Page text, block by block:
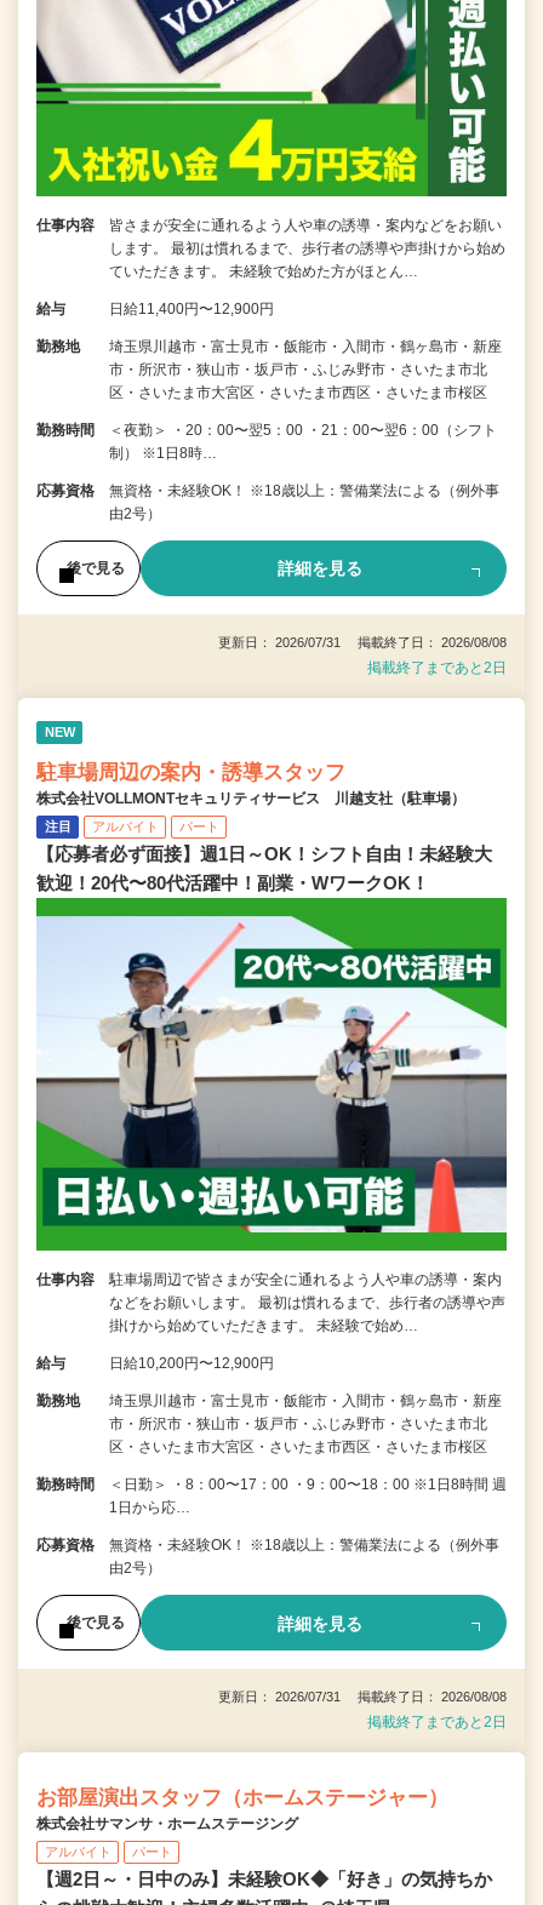
仕事内容
皆さまが安全に通れるよう人や車の誘導・案内などをお願い
します。 最初は慣れるまで、歩行者の誘導や声掛けから始め
ていただきます。 未経験で始めた方がほとん…
給与 日給11,400円〜12,900円
勤務地
埼玉県川越市・富士見市・飯能市・入間市・鶴ヶ島市・新座
市・所沢市・狭山市・坂戸市・ふじみ野市・さいたま市北
区・さいたま市大宮区・さいたま市西区・さいたま市桜区
勤務時間
＜夜勤＞ ・20：00〜翌5：00 ・21：00〜翌6：00（シフト
制） ※1日8時…
応募資格
無資格・未経験OK！ ※18歳以上：警備業法による（例外事
由2号）
後で見る 詳細を見る
更新日： 2026/07/31 掲載終了日： 2026/08/08
掲載終了まであと2日
NEW
駐車場周辺の案内・誘導スタッフ
株式会社VOLLMONTセキュリティサービス 川越支社（駐車場）
注目 アルバイト パート
【応募者必ず面接】週1日～OK！シフト自由！未経験大
歓迎！20代〜80代活躍中！副業・WワークOK！
仕事内容
駐車場周辺で皆さまが安全に通れるよう人や車の誘導・案内
などをお願いします。 最初は慣れるまで、歩行者の誘導や声
掛けから始めていただきます。 未経験で始め…
給与 日給10,200円〜12,900円
勤務地
埼玉県川越市・富士見市・飯能市・入間市・鶴ヶ島市・新座
市・所沢市・狭山市・坂戸市・ふじみ野市・さいたま市北
区・さいたま市大宮区・さいたま市西区・さいたま市桜区
勤務時間
＜日勤＞ ・8：00〜17：00 ・9：00〜18：00 ※1日8時間 週
1日から応…
応募資格
無資格・未経験OK！ ※18歳以上：警備業法による（例外事
由2号）
後で見る 詳細を見る
更新日： 2026/07/31 掲載終了日： 2026/08/08
掲載終了まであと2日
お部屋演出スタッフ（ホームステージャー）
株式会社サマンサ・ホームステージング
アルバイト パート
【週2日～・日中のみ】未経験OK◆「好き」の気持ちか